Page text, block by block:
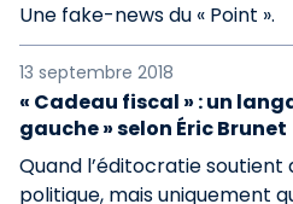
Une fake-news du « Point ».
13 septembre 2018
« Cadeau fiscal » : un
gauche » selon Éric Brunet
Quand l’éditocratie soutient
politique, mais uniquement